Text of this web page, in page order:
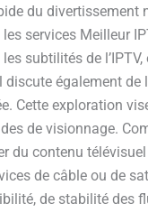
du
services Meilleur
subtilités de
discute également
Cette exploration
de visionnage.
du contenu
de câble ou de
de stabilité des